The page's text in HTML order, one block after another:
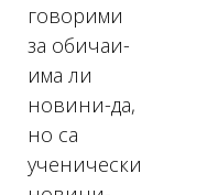
говорими
за обичаи-
има ли
новини-да,
но са
ученически